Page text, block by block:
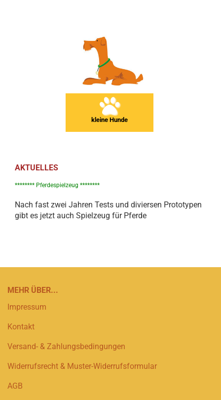
kleine Hunde
AKTUELLES
******** Pferdespielzeug ********
Nach fast zwei Jahren Tests und diviersen Prototypen
gibt es jetzt auch Spielzeug für Pferde
MEHR ÜBER...
Impressum
Kontakt
Versand- & Zahlungsbedingungen
Widerrufsrecht & Muster-Widerrufsformular
AGB